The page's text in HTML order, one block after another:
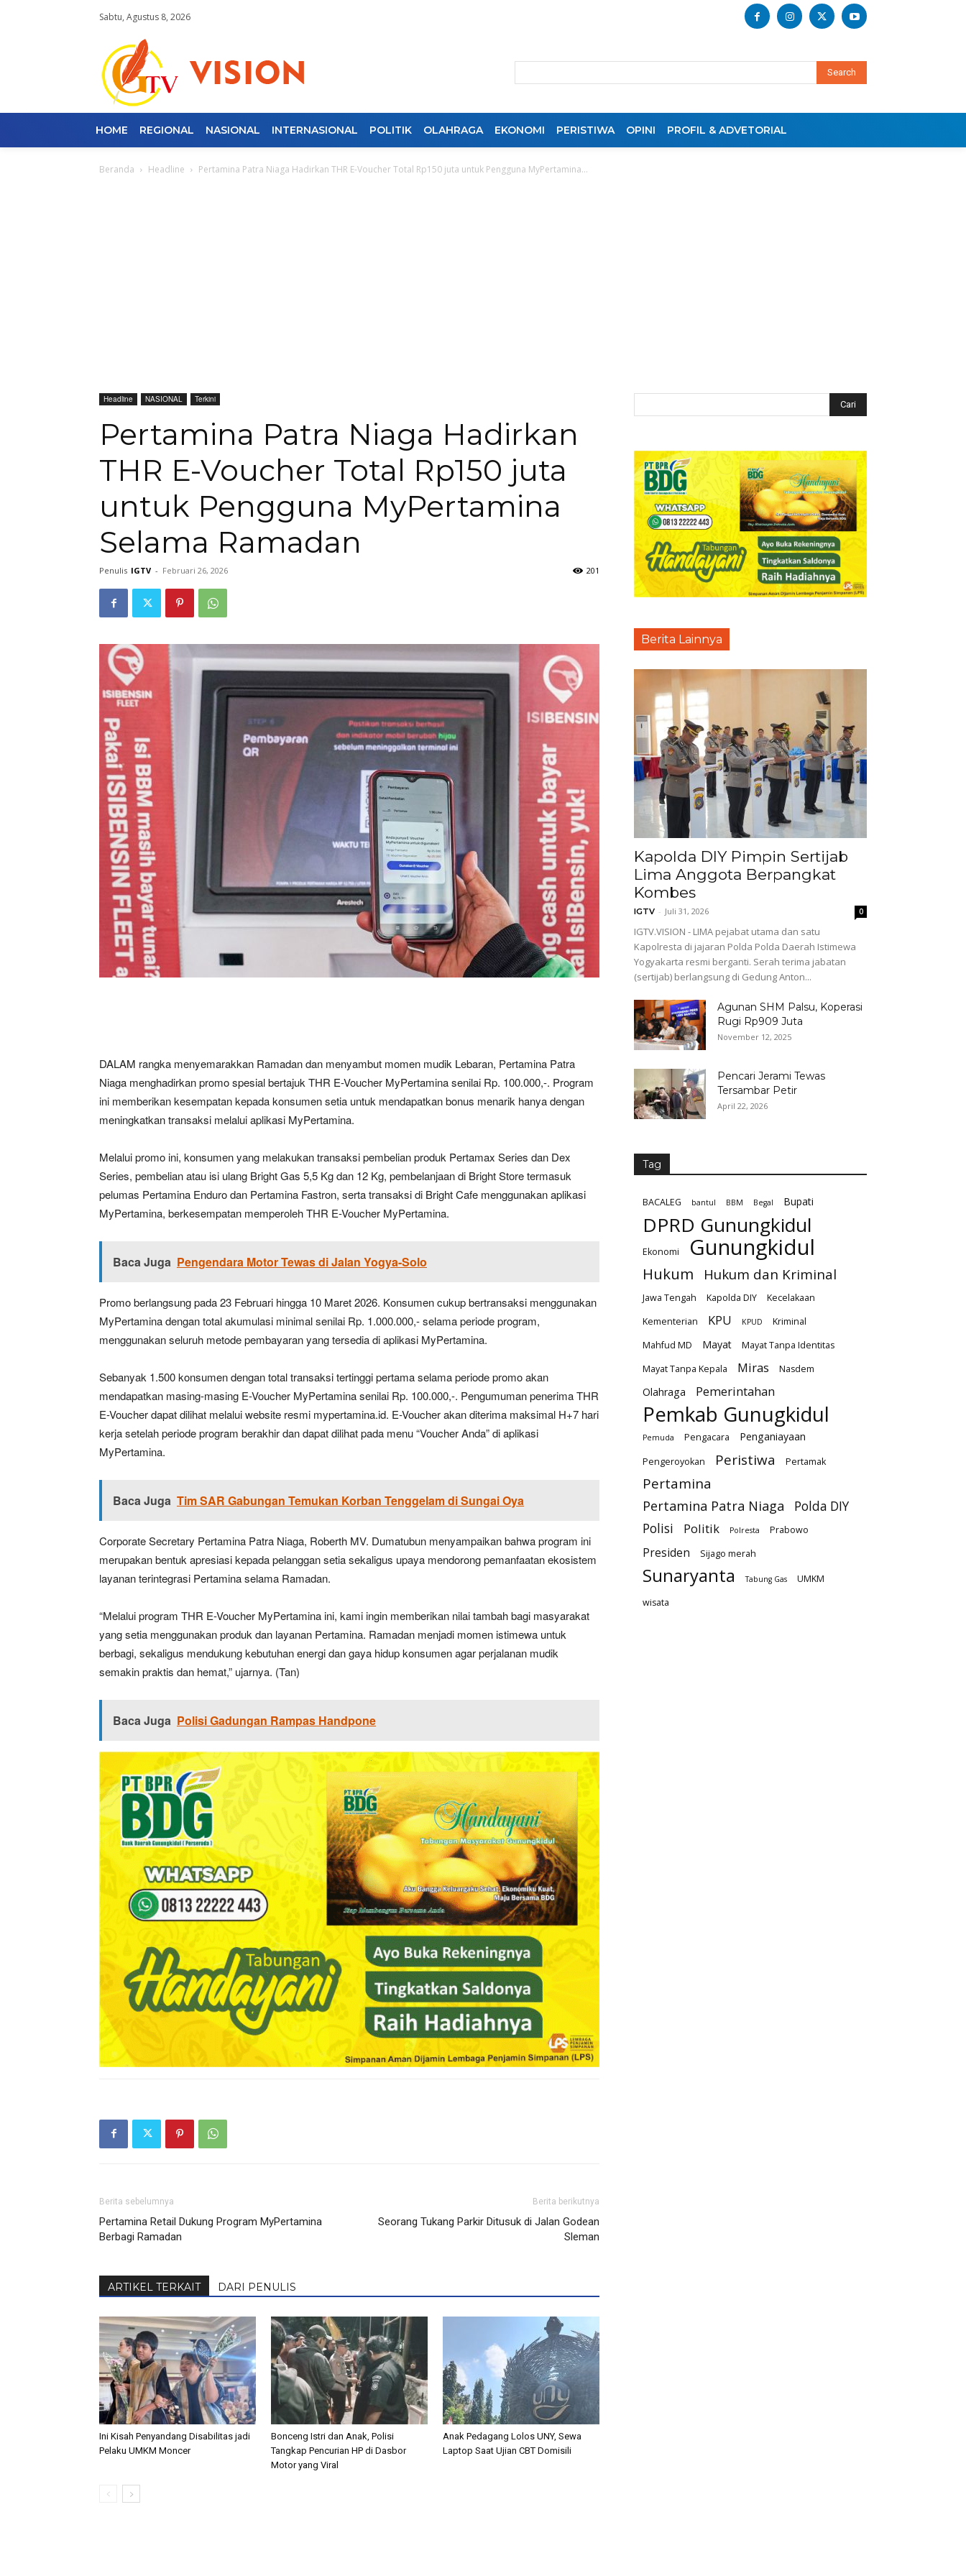
Sabtu, Agustus 8, 2026
Search
HOME REGIONAL NASIONAL INTERNASIONAL POLITIK OLAHRAGA EKONOMI PERISTIWA OPINI PROFIL & ADVETORIAL
Beranda Headline Pertamina Patra Niaga Hadirkan THR E-Voucher Total Rp150 juta untuk Pengguna MyPertamina...
Headline NASIONAL Terkini
Pertamina Patra Niaga Hadirkan
THR E-Voucher Total Rp150 juta
untuk Pengguna MyPertamina
Selama Ramadan
Penulis IGTV - Februari 26, 2026 201
DALAM rangka menyemarakkan Ramadan dan menyambut momen mudik Lebaran, Pertamina Patra
Niaga menghadirkan promo spesial bertajuk THR E-Voucher MyPertamina senilai Rp. 100.000,-. Program
ini memberikan kesempatan kepada konsumen setia untuk mendapatkan bonus menarik hanya dengan
meningkatkan transaksi melalui aplikasi MyPertamina.
Melalui promo ini, konsumen yang melakukan transaksi pembelian produk Pertamax Series dan Dex
Series, pembelian atau isi ulang Bright Gas 5,5 Kg dan 12 Kg, pembelanjaan di Bright Store termasuk
pelumas Pertamina Enduro dan Pertamina Fastron, serta transaksi di Bright Cafe menggunakan aplikasi
MyPertamina, berkesempatan memperoleh THR E-Voucher MyPertamina.
Baca Juga Pengendara Motor Tewas di Jalan Yogya-Solo
Promo berlangsung pada 23 Februari hingga 10 Maret 2026. Konsumen cukup bertransaksi menggunakan
MyPertamina dengan total akumulasi minimal senilai Rp. 1.000.000,- selama periode program,
menggunakan seluruh metode pembayaran yang tersedia di aplikasi MyPertamina.
Sebanyak 1.500 konsumen dengan total transaksi tertinggi pertama selama periode promo akan
mendapatkan masing-masing E-Voucher MyPertamina senilai Rp. 100.000,-. Pengumuman penerima THR
E-Voucher dapat dilihat melalui website resmi mypertamina.id. E-Voucher akan diterima maksimal H+7 hari
kerja setelah periode program berakhir dan dapat dilihat pada menu “Voucher Anda” di aplikasi
MyPertamina.
Baca Juga Tim SAR Gabungan Temukan Korban Tenggelam di Sungai Oya
Corporate Secretary Pertamina Patra Niaga, Roberth MV. Dumatubun menyampaikan bahwa program ini
merupakan bentuk apresiasi kepada pelanggan setia sekaligus upaya mendorong pemanfaatan ekosistem
layanan terintegrasi Pertamina selama Ramadan.
“Melalui program THR E-Voucher MyPertamina ini, kami ingin memberikan nilai tambah bagi masyarakat
yang setia menggunakan produk dan layanan Pertamina. Ramadan menjadi momen istimewa untuk
berbagi, sekaligus mendukung kebutuhan energi dan gaya hidup konsumen agar perjalanan mudik
semakin praktis dan hemat,” ujarnya. (Tan)
Baca Juga Polisi Gadungan Rampas Handpone
Berita sebelumnya
Pertamina Retail Dukung Program MyPertamina
Berbagi Ramadan
Berita berikutnya
Seorang Tukang Parkir Ditusuk di Jalan Godean
Sleman
ARTIKEL TERKAIT DARI PENULIS
Ini Kisah Penyandang Disabilitas jadi
Pelaku UMKM Moncer
Bonceng Istri dan Anak, Polisi
Tangkap Pencurian HP di Dasbor
Motor yang Viral
Anak Pedagang Lolos UNY, Sewa
Laptop Saat Ujian CBT Domisili
Berita Lainnya
Kapolda DIY Pimpin Sertijab
Lima Anggota Berpangkat
Kombes
IGTV - Juli 31, 2026 0
IGTV.VISION - LIMA pejabat utama dan satu
Kapolresta di jajaran Polda Polda Daerah Istimewa
Yogyakarta resmi berganti. Serah terima jabatan
(sertijab) berlangsung di Gedung Anton...
Agunan SHM Palsu, Koperasi
Rugi Rp909 Juta
November 12, 2025
Pencari Jerami Tewas
Tersambar Petir
April 22, 2026
Tag
BACALEG bantul BBM Begal Bupati
DPRD Gunungkidul
Ekonomi Gunungkidul
Hukum Hukum dan Kriminal
Jawa Tengah Kapolda DIY
Kecelakaan
Kementerian
KPU KPUD
Kriminal
Mahfud MD
Mayat
Mayat Tanpa Identitas
Mayat Tanpa Kepala
Miras Nasdem
Olahraga Pemerintahan
Pemkab Gunugkidul
Pemuda Pengacara Penganiayaan
Pengeroyokan Peristiwa Pertamak
Pertamina
Pertamina Patra Niaga
Polda DIY
Polisi
Politik Polresta Prabowo
Presiden Sijago merah
Sunaryanta Tabung Gas
UMKM
wisata